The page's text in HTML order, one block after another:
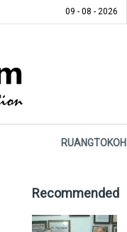
09 - 08 - 2026
RUANGTOKOH
Recommended